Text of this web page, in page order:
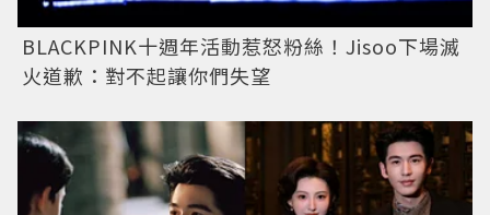
BLACKPINK十週年活動惹怒粉絲！Jisoo下場滅
火道歉：對不起讓你們失望